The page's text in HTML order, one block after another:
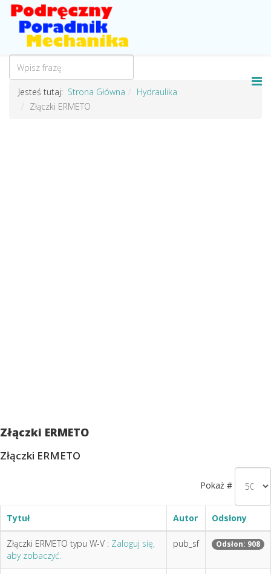
Jesteś tutaj: Strona Główna
Hydraulika
Złączki ERMETO
Złączki ERMETO
Złączki ERMETO
Pokaż #
Tytuł Autor Odsłony
Złączki ERMETO typu W-V : Zaloguj się,
aby zobaczyć.
pub_sf Odsłon: 908